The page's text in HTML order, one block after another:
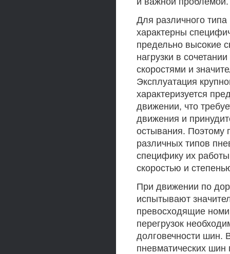
Для различного
характерны
предельно высокие
нагрузки в
скоростями и
Эксплуатация
характеризуется
движении, что
движения и
остывания. Поэтому
различных типов
специфику их
скоростью и
При движении по
испытывают
превосходящие
перегрузок
долговечности шин.
пневматических